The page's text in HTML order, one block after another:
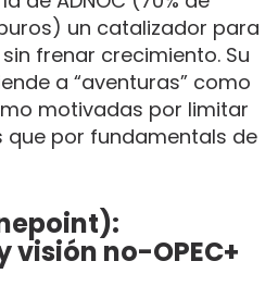
un catalizador para
frenar crecimiento. Su
a “aventuras” como
motivadas por limitar
que por fundamentals de
no-OPEC+